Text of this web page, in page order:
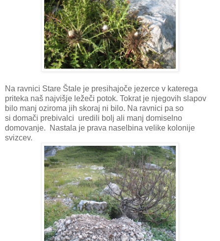
Na ravnici Stare Štale je presihajoče jezerce v katerega
priteka naš najvišje ležeči potok. Tokrat je njegovih slapov
bilo manj oziroma jih skoraj ni bilo. Na ravnici pa so
si domači prebivalci uredili bolj ali manj domiselno
domovanje. Nastala je prava naselbina velike kolonije
svizcev.